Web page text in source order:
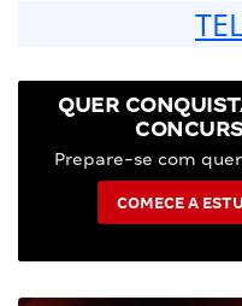
QUER
Prepare-se com
COMECE A